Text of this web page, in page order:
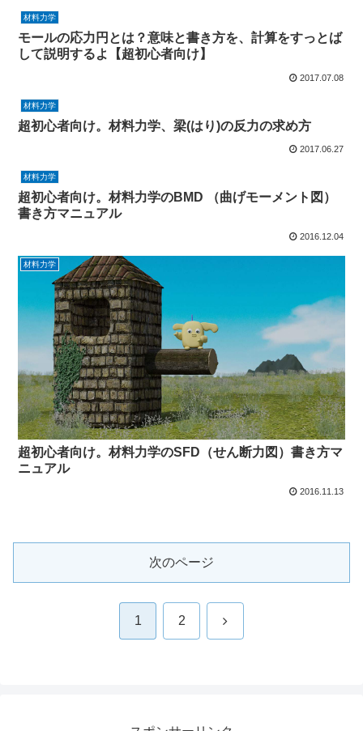
材料力学
モールの応力円とは？意味と書き方を、計算をすっとば
して説明するよ【超初心者向け】
2017.07.08
材料力学
超初心者向け。材料力学、梁(はり)の反力の求め方
2017.06.27
材料力学
超初心者向け。材料力学のBMD （曲げモーメント図）
書き方マニュアル
2016.12.04
材料力学
超初心者向け。材料力学のSFD（せん断力図）書き方マ
ニュアル
2016.11.13
次のページ
1 2 次